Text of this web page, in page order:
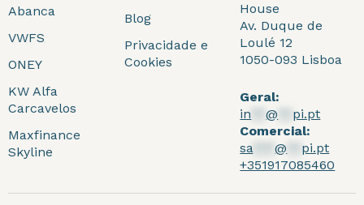
Abanca
VWFS
ONEY
KW Alfa
Carcavelos
Maxfinance
Skyline
Blog
Privacidade e
Cookies
House
Av. Duque de
Loulé 12
1050-093 Lisboa
Geral:
in **@
pi.pt
Comercial:
sa***@
pi.pt
+351917085460